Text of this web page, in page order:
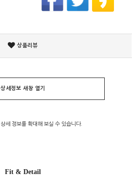
상품리뷰
상세정보 새창 열기
상세 정보를 확대해 보실 수 있습니다.
Fit & Detail